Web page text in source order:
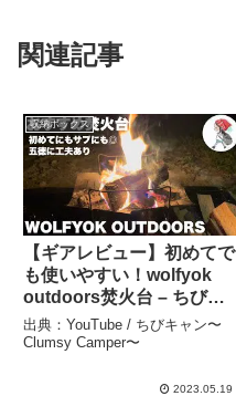
関連記事
収納ボックス
【ギアレビュー】初めてで
も使いやすい！wolfyok
outdoors焚火台 – ちびキ
ャン〜Clumsy Camper〜
出典：YouTube / ちびキャン〜
Clumsy Camper〜
2023.05.19